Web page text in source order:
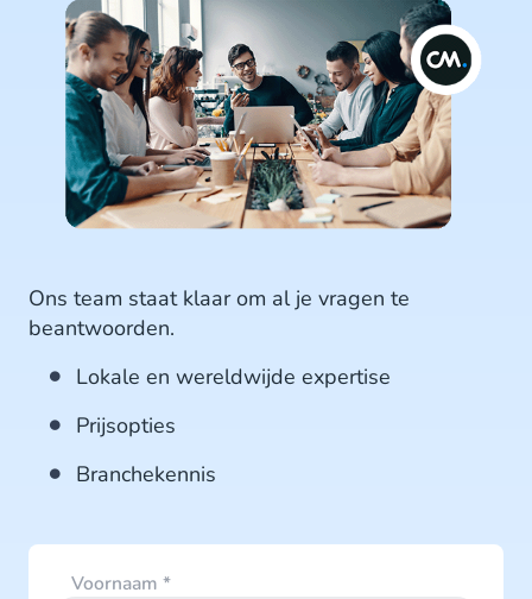
Ons team staat klaar om al je vragen te
beantwoorden.
Lokale en wereldwijde expertise
Prijsopties
Branchekennis
Voornaam *